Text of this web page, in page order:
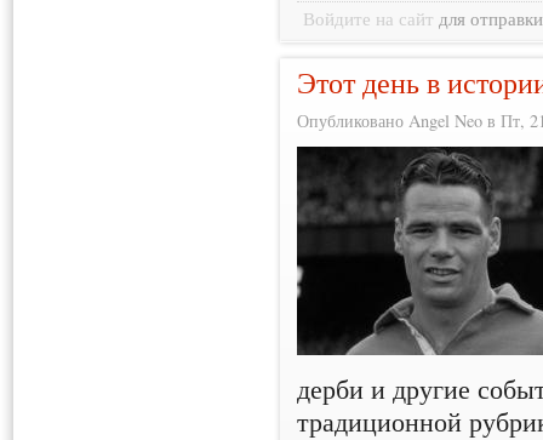
Войдите на сайт для
Этот день в
Опубликовано Angel Neo в Пт,
дерби и другие
традиционной